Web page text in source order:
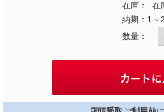
在庫：
在
納期： 1～
数量：